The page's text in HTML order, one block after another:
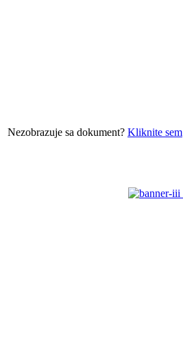
Nezobrazuje sa dokument? Kliknite sem